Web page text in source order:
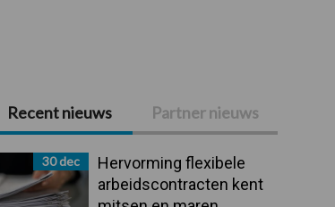
Recent nieuws Partner nieuws
30 dec
Hervorming flexibele
arbeidscontracten kent